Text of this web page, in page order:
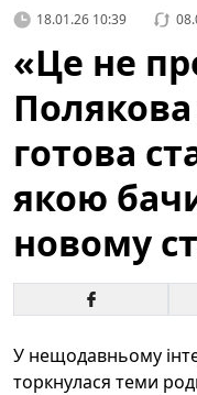
18.01.26 10:39
«Це не
Полякова
готова
якою
новому
У нещодавньому
торкнулася теми